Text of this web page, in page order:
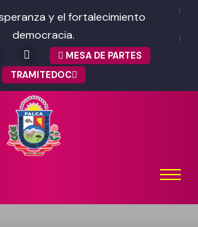
y el fortalecimiento
democracia.
MESA DE PARTES
TRAMITEDOC